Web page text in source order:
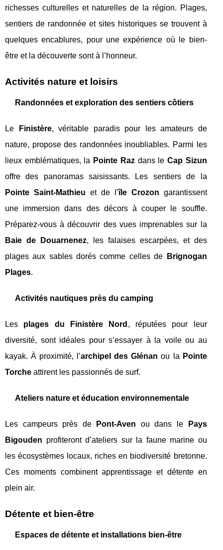
richesses culturelles et naturelles de la région. Plages,
sentiers de randonnée et sites historiques se trouvent à
quelques encablures, pour une expérience où le bien-
être et la découverte sont à l’honneur.
Activités nature et loisirs
Randonnées et exploration des sentiers côtiers
Le Finistère, véritable paradis pour les amateurs de
nature, propose des randonnées inoubliables. Parmi les
lieux emblématiques, la Pointe Razdans le Cap Sizun
offre des panoramas saisissants. Les sentiers de la
Pointe Saint-Mathieu et de l’île Crozon garantissent
une immersion dans des décors à couper le souffle.
Préparez-vous à découvrir des vues imprenables sur la
Baie de Douarnenez, les falaises escarpées, et des
plages aux sables dorés comme celles de
Brignogan
Plages.
Activités nautiques près du camping
Les plages du Finistère Nord , réputées pour leur
diversité, sont idéales pour s’essayer à la voile ou au
kayak. À proximité, l’archipel des Glénan ou la Pointe
Torche attirent les passionnés de surf.
Ateliers nature et éducation environnementale
Les campeurs près de Pont-Aven ou dans le
Pays
Bigouden profiteront d’ateliers sur la faune marine ou
les écosystèmes locaux, riches en biodiversité bretonne.
Ces moments combinent apprentissage et détente en
plein air.
Détente et bien-être
Espaces de détente et installations bien-être